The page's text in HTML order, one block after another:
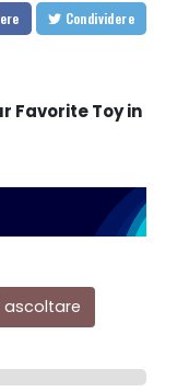
Condividere
Favorite Toy in
ascoltare